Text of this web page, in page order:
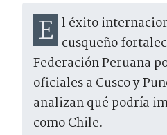
El éxito internacional del club cusqueño
Federación Peruana
oficiales a Cusco y
analizan qué podría
como Chile.